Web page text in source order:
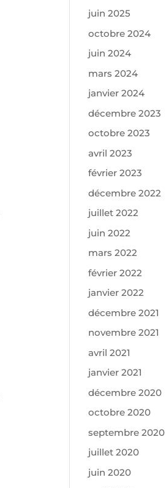
juin 2025
octobre 2024
juin 2024
mars 2024
janvier 2024
décembre 2023
octobre 2023
avril 2023
février 2023
décembre 2022
juillet 2022
juin 2022
mars 2022
février 2022
janvier 2022
décembre 2021
novembre 2021
avril 2021
janvier 2021
décembre 2020
octobre 2020
septembre 2020
juillet 2020
juin 2020